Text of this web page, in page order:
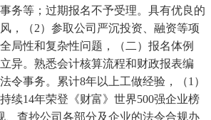
务等；过期报名不予受理。具有优良的
，（2）参取公司严沉投资、融资等项
局性和复杂性问题，（二）报名体例
异。熟悉会计核算流程和财政报表编
令事务。累计8年以上工做经验，（1）
续14年荣登《财富》世界500强企业榜
、查抄公司各部分及企业的法令合规办